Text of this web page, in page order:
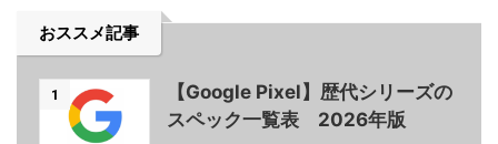
おススメ記事
1
【Google Pixel】歴代シリーズの
スペック一覧表 2026年版